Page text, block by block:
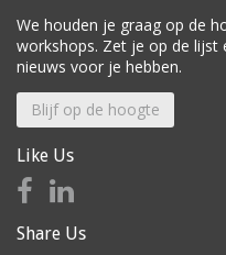
We houden je graag op de
workshops. Zet je op de lijst
nieuws voor je hebben.
Blijf op de hoogte
Like Us
Share Us